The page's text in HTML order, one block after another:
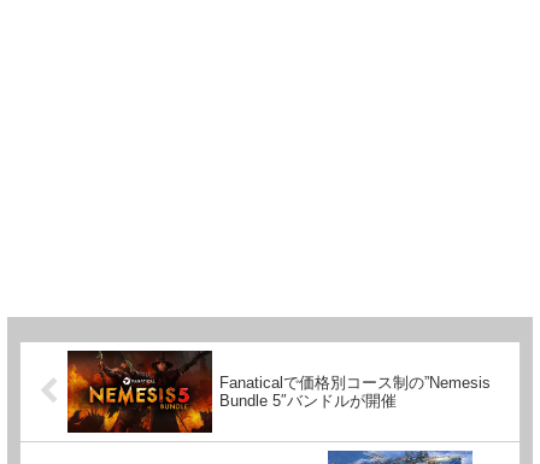
Fanaticalで価格別コース制の”Nemesis
Bundle 5″バンドルが開催